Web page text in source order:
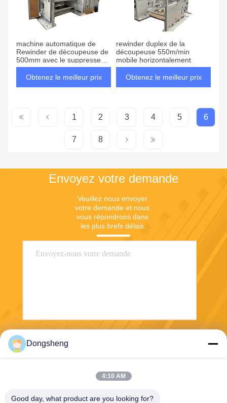
machine automatique de
Rewinder de découpeuse de
500mm avec le suppresseur
électrostatique
Obtenez le meilleur prix
rewinder duplex de la
découpeuse 550m/min
mobile horizontalement
Obtenez le meilleur prix
1 2 3 4 5 6
7 8
Envoyez votre demande
Veuillez nous envoyer
votre demande et nous
vous répondrons dans
les plus brefs délais.
Dongsheng
4:10 AM
Good day, what product are you looking for?